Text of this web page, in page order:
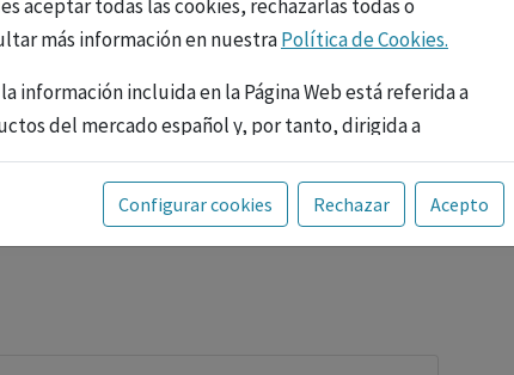
aceptar todas las cookies, rechazarlas todas o
más información en nuestraPolítica de Cookies.
información incluida en la Página Web está referida a
del mercado español y, por tanto, dirigida a
sanitarios legalmente facultados para
o dispensar medicamentos con ejercicio
La información técnica de los fármacos se facilita
Configurar cookies Rechazar Acepto